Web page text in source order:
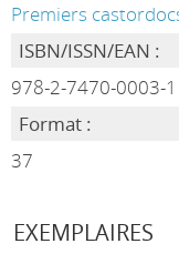
Premiers
ISBN/ISSN/EAN :
978-2-7470-0003-1
Format :
37
EXEMPLAIRES